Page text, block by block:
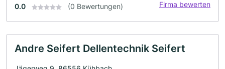
0.0 (0 Bewertungen) Firma bewerten
Andre Seifert Dellentechnik Seifert